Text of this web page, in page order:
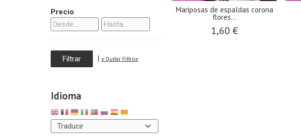
Precio
| x Quitar Filtros
Idioma
Mariposas de espaldas corona
flores...
1,60 €